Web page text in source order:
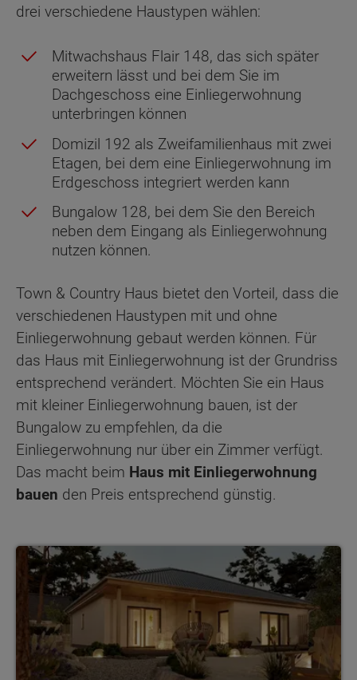
drei verschiedene Haustypen wählen:
Mitwachshaus Flair 148, das sich später
erweitern lässt und bei dem Sie im
Dachgeschoss eine Einliegerwohnung
unterbringen können
Domizil 192 als Zweifamilienhaus mit zwei
Etagen, bei dem eine Einliegerwohnung im
Erdgeschoss integriert werden kann
Bungalow 128, bei dem Sie den Bereich
neben dem Eingang als Einliegerwohnung
nutzen können.
Town & Country Haus bietet den Vorteil, dass die
verschiedenen Haustypen mit und ohne
Einliegerwohnung gebaut werden können. Für
das Haus mit Einliegerwohnung ist der Grundriss
entsprechend verändert. Möchten Sie ein Haus
mit kleiner Einliegerwohnung bauen, ist der
Bungalow zu empfehlen, da die
Einliegerwohnung nur über ein Zimmer verfügt.
Das macht beim Haus mit Einliegerwohnung
bauen den Preis entsprechend günstig.